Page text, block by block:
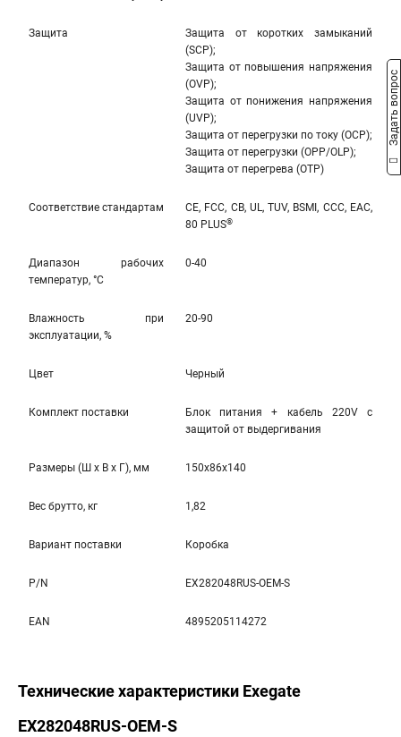
Защита
Защита от коротких замыканий
(SCP);
Защита от повышения напряжения
(OVP);
Защита от понижения напряжения
(UVP);
Защита от перегрузки по току (OCP);
Защита от перегрузки (OPP/OLP);
Защита от перегрева (OTP)
Соответствие стандартам
CE, FCC, CB, UL, TUV, BSMI, CCC, EAC,
80 PLUS®
Диапазон рабочих
температур, °С
0-40
Влажность при
эксплуатации, %
20-90
Цвет Черный
Комплект поставки
Блок питания + кабель 220V с
защитой от выдергивания
Размеры (Ш x В x Г), мм 150x86x140
Вес брутто, кг 1,82
Вариант поставки Коробка
P/N EX282048RUS-OEM-S
EAN 4895205114272
Технические характеристики Exegate
EX282048RUS-OEM-S
Задать вопрос